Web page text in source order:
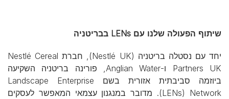
שיתוף הפעולה שלנו עם LENs בבריטניה
יחד עם נסטלה בריטניה (Nestlé UK), חברת Nestlé Cereal
Partners UK ו-Anglian Water, פורינה בריטניה השקיעה
ביוזמה סביבתית אזורית בשם Landscape Enterprise
Network ‏(LENs). מדובר במנגנון עצמאי המאפשר לעסקים